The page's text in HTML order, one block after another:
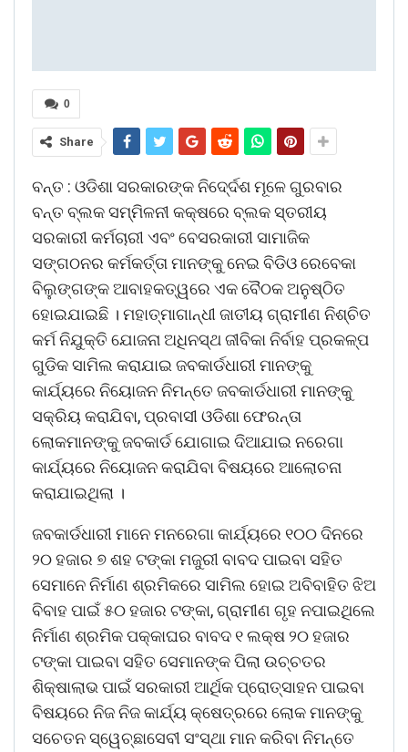
0
Share
ବନ୍ତ : ଓଡିଶା ସରକାରଙ୍କ ନିଦେ୍ର୍ଦଶ ମୂଳେ ଗୁରବାର
ବନ୍ତ ବ୍ଲକ ସମ୍ମିଳନୀ କକ୍ଷରେ ବ୍ଲକ ସ୍ତରୀୟ
ସରକାରୀ କର୍ମଚାରୀ ଏବଂ ବେସରକାରୀ ସାମାଜିକ
ସଙ୍ଗଠନର କର୍ମକର୍ତ୍ତା ମାନଙ୍କୁ ନେଇ ବିଡିଓ ରେବେକା
ବିଲୁଙ୍ଗଙ୍କ ଆବାହକତ୍ୱରେ ଏକ ବୈଠକ ଅନୁଷ୍ଠିତ
ହୋଇଯାଇଛି । ମହାତ୍ମାଗାନ୍ଧୀ ଜାତୀୟ ଗ୍ରାମୀଣ ନିଶ୍ଚିତ
କର୍ମ ନିଯୁକ୍ତି ଯୋଜନା ଅଧିନସ୍ଥ ଜୀବିକା ନିର୍ବାହ ପ୍ରକଳ୍ପ
ଗୁଡିକ ସାମିଲ କରାଯାଇ ଜବକାର୍ଡଧାରୀ ମାନଙ୍କୁ
କାର୍ଯ୍ୟରେ ନିୟୋଜନ ନିମନ୍ତେ ଜବକାର୍ଡଧାରୀ ମାନଙ୍କୁ
ସକ୍ରିୟ କରାଯିବା, ପ୍ରବାସୀ ଓଡିଶା ଫେରନ୍ତା
ଲୋକମାନଙ୍କୁ ଜବକାର୍ଡ ଯୋଗାଇ ଦିଆଯାଇ ନରେଗା
କାର୍ଯ୍ୟରେ ନିୟୋଜନ କରାଯିବା ବିଷୟରେ ଆଲୋଚନା
କରାଯାଇଥିଲା ।
ଜବକାର୍ଡଧାରୀ ମାନେ ମନରେଗା କାର୍ଯ୍ୟରେ ୧୦୦ ଦିନରେ
୨୦ ହଜାର ୭ ଶହ ଟଙ୍କା ମଜୁରୀ ବାବଦ ପାଇବା ସହିତ
ସେମାନେ ନିର୍ମାଣ ଶ୍ରମିକରେ ସାମିଲ ହୋଇ ଅବିବାହିତ ଝିଅ
ବିବାହ ପାଇଁ ୫୦ ହଜାର ଟଙ୍କା, ଗ୍ରାମୀଣ ଗୃହ ନପାଇଥିଲେ
ନିର୍ମାଣ ଶ୍ରମିକ ପକ୍କାଘର ବାବଦ ୧ ଲକ୍ଷ ୨୦ ହଜାର
ଟଙ୍କା ପାଇବା ସହିତ ସେମାନଙ୍କ ପିଲା ଉଚ୍ଚତର
ଶିକ୍ଷାଲାଭ ପାଇଁ ସରକାରୀ ଆର୍ଥିକ ପ୍ରୋତ୍ସାହନ ପାଇବା
ବିଷୟରେ ନିଜ ନିଜ କାର୍ଯ୍ୟ କ୍ଷେତ୍ରରେ ଲୋକ ମାନଙ୍କୁ
ସଚେତନ ସ୍ୱେଚ୍ଛାସେବୀ ସଂସ୍ଥା ମାନ କରିବା ନିମନ୍ତେ